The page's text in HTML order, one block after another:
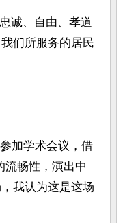
诚、自由、孝道
们所服务的居民
加学术会议，借
流畅性，演出中
我认为这是这场